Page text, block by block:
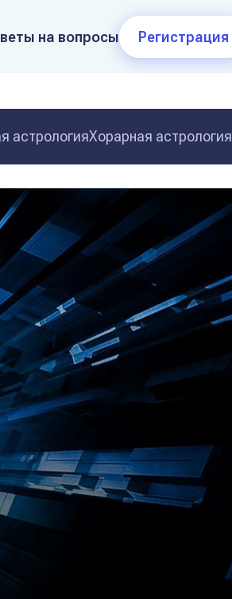
на вопросы Регистрация
астрологияХорарная астрология